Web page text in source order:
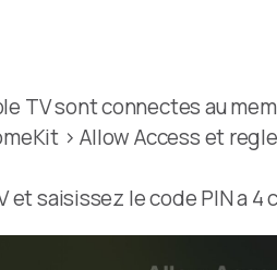
TV sont connectes au
> Allow Access et
et saisissez le code PIN a